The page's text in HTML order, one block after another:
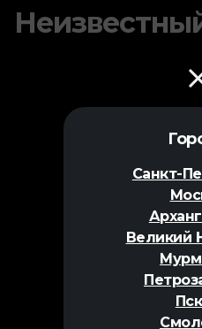
Санкт-
Великий